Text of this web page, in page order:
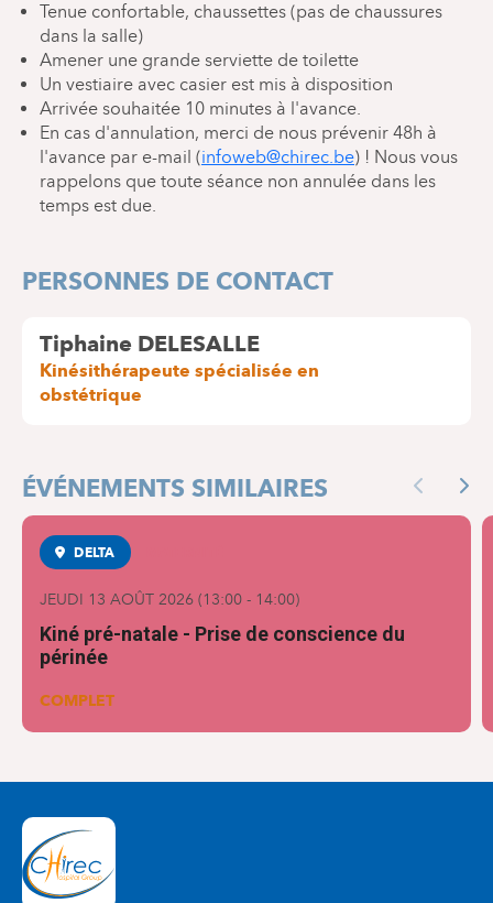
Tenue confortable, chaussettes (pas de chaussures
dans la salle)
Amener une grande serviette de toilette
Un vestiaire avec casier est mis à disposition
Arrivée souhaitée 10 minutes à l'avance.
En cas d'annulation, merci de nous prévenir 48h à
l'avance par e-mail (infoweb@chirec.be) ! Nous vous
rappelons que toute séance non annulée dans les
temps est due.
PERSONNES DE CONTACT
Tiphaine DELESALLE
Kinésithérapeute spécialisée en
obstétrique
ÉVÉNEMENTS SIMILAIRES Previous
DELTA
JEUDI 13 AOÛT 2026 (13:00 - 14:00)
Kiné pré-natale - Prise de conscience du
périnée
COMPLET